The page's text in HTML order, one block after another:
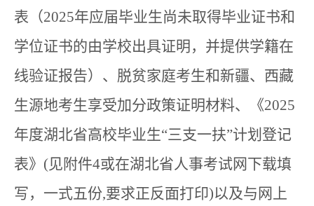
表（2025年应届毕业生尚未取得毕业证书和
学位证书的由学校出具证明，并提供学籍在
线验证报告）、脱贫家庭考生和新疆、西藏
生源地考生享受加分政策证明材料、《2025
年度湖北省高校毕业生“三支一扶”计划登记
表》(见附件4或在湖北省人事考试网下载填
写，一式五份,要求正反面打印)以及与网上